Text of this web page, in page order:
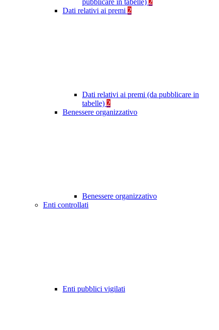
pubblicare in tabelle) 2
Dati relativi ai premi 2
Dati relativi ai premi (da pubblicare in
tabelle) 2
Benessere organizzativo
Benessere organizzativo
Enti controllati
Enti pubblici vigilati